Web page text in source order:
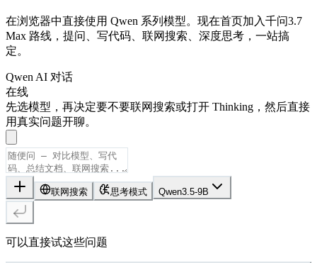
在浏览器中直接使用 Qwen 系列模型。现在首页加入千问3.7
Max 路线，提问、写代码、联网搜索、深度思考，一站搞
定。
Qwen AI 对话
在线
先选模型，再决定要不要联网搜索或打开 Thinking，然后直接
用真实问题开聊。
联网搜索 思考模式 Qwen3.5-9B
可以直接试这些问题